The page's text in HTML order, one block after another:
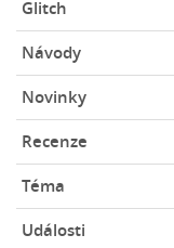
Glitch
Návody
Novinky
Recenze
Téma
Události